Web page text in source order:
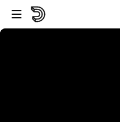
Passer au player
Passer au contenu principal